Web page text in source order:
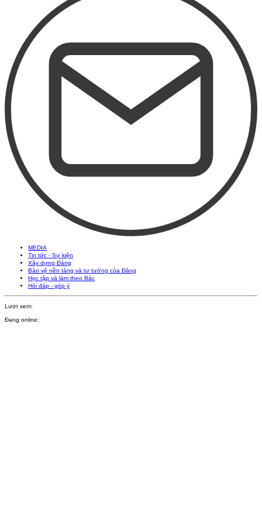
MEDIA
Tin tức - Sự kiện
Xây dựng Đảng
Bảo vệ nền tảng và tư tưởng của Đảng
Học tập và làm theo Bác
Hỏi đáp - góp ý
Lượt xem:
Đang online: